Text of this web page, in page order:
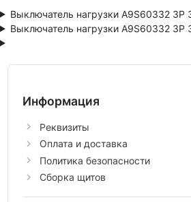
Выключатель нагрузки A9S60332 3P
Выключатель нагрузки A9S60332 3P
Информация
Реквизиты
Оплата и доставка
Политика безопасности
Сборка щитов